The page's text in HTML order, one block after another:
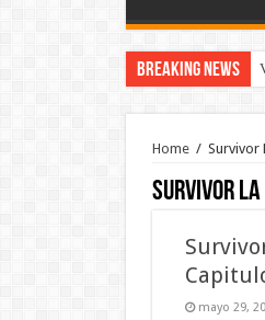
Breaking News
Home / Survivor
Survivor La
mayo 29,